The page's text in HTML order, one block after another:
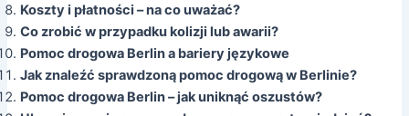
Koszty i płatności – na co uważać?
Co zrobić w przypadku kolizji lub awarii?
Pomoc drogowa Berlin a bariery językowe
Jak znaleźć sprawdzoną pomoc drogową w Berlinie?
Pomoc drogowa Berlin – jak uniknąć oszustów?